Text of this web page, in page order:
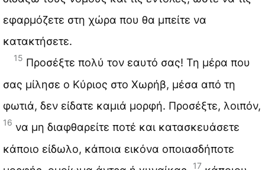
εφαρμόζετε στη χώρα που θα μπείτε να
κατακτήσετε.
15 Προσέξτε πολύ τον εαυτό σας! Τη μέρα που
σας μίλησε ο Κύριος στο Χωρήβ, μέσα από τη
φωτιά, δεν είδατε καμιά μορφή. Προσέξτε, λοιπόν,
16 να μη διαφθαρείτε ποτέ και κατασκευάσετε
κάποιο είδωλο, κάποια εικόνα οποιασδήποτε
17